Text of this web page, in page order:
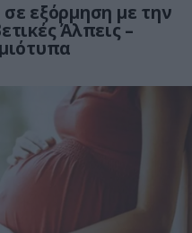
εξόρμηση με την
Άλπεις –